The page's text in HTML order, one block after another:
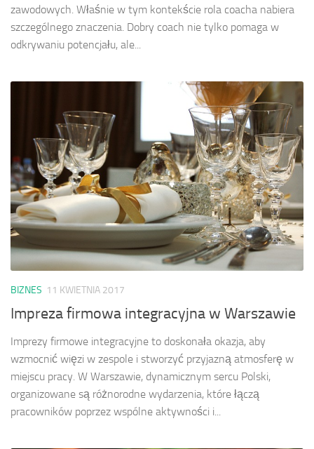
zawodowych. Właśnie w tym kontekście rola coacha nabiera
szczególnego znaczenia. Dobry coach nie tylko pomaga w
odkrywaniu potencjału, ale...
BIZNES 11 KWIETNIA 2017
Impreza firmowa integracyjna w Warszawie
Imprezy firmowe integracyjne to doskonała okazja, aby
wzmocnić więzi w zespole i stworzyć przyjazną atmosferę w
miejscu pracy. W Warszawie, dynamicznym sercu Polski,
organizowane są różnorodne wydarzenia, które łączą
pracowników poprzez wspólne aktywności i...